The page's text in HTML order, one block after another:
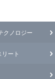
クノロジー
ート